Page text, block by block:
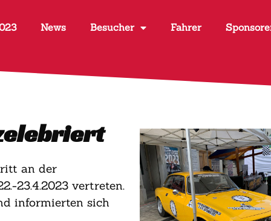
News Besucher Fahrer
an der
23.4.2023 vertreten.
informierten sich